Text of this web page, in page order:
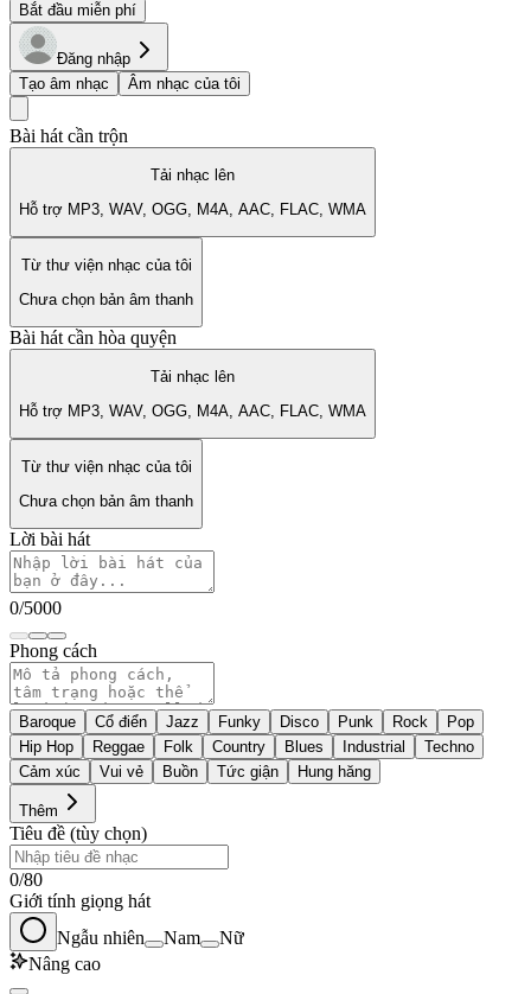
Bắt đầu miễn phí
Đăng nhập
Tạo âm nhạc
Âm nhạc của tôi
Bài hát cần trộn
Tải nhạc lên
Hỗ trợ MP3, WAV, OGG, M4A, AAC, FLAC, WMA
Từ thư viện nhạc của tôi
Chưa chọn bản âm thanh
Bài hát cần hòa quyện
Tải nhạc lên
Hỗ trợ MP3, WAV, OGG, M4A, AAC, FLAC, WMA
Từ thư viện nhạc của tôi
Chưa chọn bản âm thanh
Lời bài hát
0/5000
Phong cách
Baroque Cổ điển Jazz Funky Disco Punk Rock
Pop
Hip Hop
Reggae Folk Country Blues Industrial
Techno
Cảm xúc
Vui vẻ Buồn Tức giận Hung hăng
Thêm
Tiêu đề (tùy chọn)
0/80
Giới tính giọng hát
Ngẫu nhiên
Nam
Nữ
Nâng cao